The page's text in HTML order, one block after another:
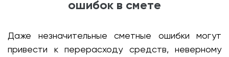
ошибок в смете
Даже незначительные сметные ошибки могут
привести к перерасходу средств, неверному